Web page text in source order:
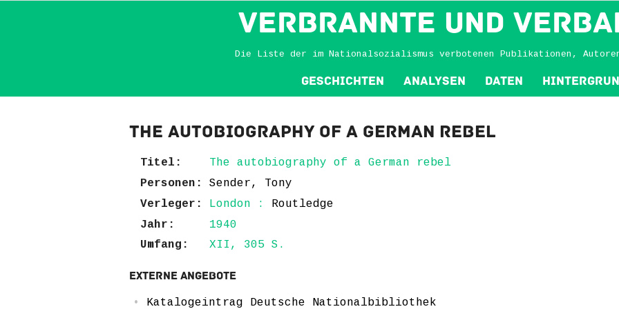
VERBRANNTE und
Die Liste der im Nationalsozialismus verbotenen Publikationen,
Geschichten Analysen Daten
The autobiography of a German rebel
Titel:
The autobiography of a German rebel
Personen:
Sender, Tony
Verleger:
London : Routledge
Jahr:
1940
Umfang:
XII, 305 S.
Externe Angebote
Katalogeintrag Deutsche Nationalbibliothek